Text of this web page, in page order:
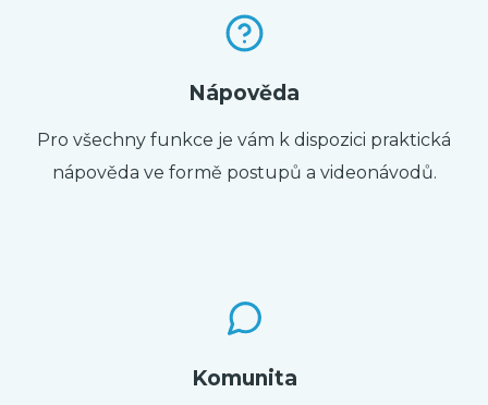
Nápověda
Pro všechny funkce je vám k dispozici praktická
nápověda ve formě postupů a videonávodů.
Komunita